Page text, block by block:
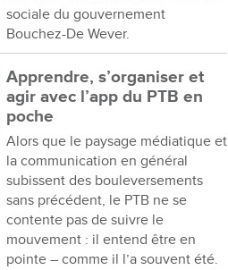
sociale du gouvernement
Bouchez-De Wever.
Apprendre, s’organiser et
agir avec l’app du PTB en
poche
Alors que le paysage médiatique et
la communication en général
subissent des bouleversements
sans précédent, le PTB ne se
contente pas de suivre le
mouvement : il entend être en
pointe – comme il l’a souvent été.